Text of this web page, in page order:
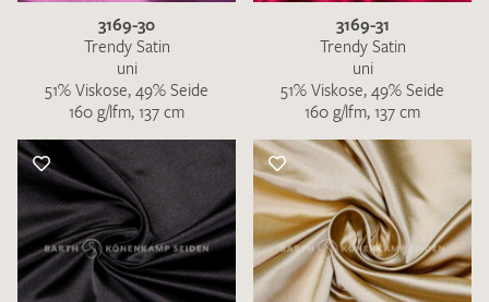
3169-30
Trendy Satin
uni
51% Viskose, 49% Seide
160 g/lfm, 137 cm
3169-31
Trendy Satin
uni
51% Viskose, 49% Seide
160 g/lfm, 137 cm